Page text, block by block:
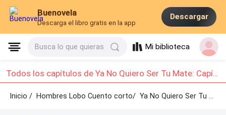
Buenovela
Descarga el libro gratis en la app
Descargar
Busca lo que quieras Mi biblioteca
Todos los capítulos de Ya No Quiero Ser Tu Mate: Capítulo 1 - Capítulo 10
Inicio / Hombres Lobo Cuento corto/Ya No Quiero Ser Tu Mate /